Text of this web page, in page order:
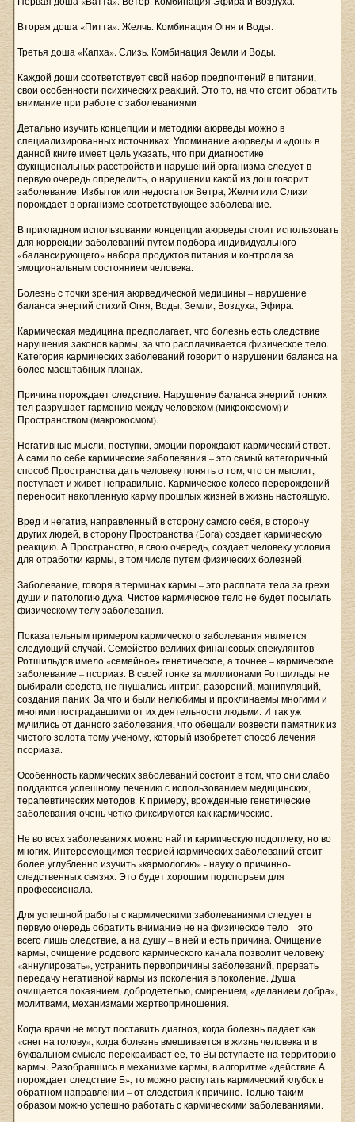
Вторая доша «Питта». Желчь. Комбинация Огня и Воды.
Третья доша «Капха». Слизь. Комбинация Земли и Воды.
Каждой доши соответствует свой набор предпочтений в питании,
свои особенности психических реакций. Это то, на что стоит обратить
внимание при работе с заболеваниями
Детально изучить концепции и методики аюрведы можно в
специализированных источниках. Упоминание аюрведы и «дош» в
данной книге имеет цель указать, что при диагностике
фукнциональных расстройств и нарушений организма следует в
первую очередь определить, о нарушении какой из дош говорит
заболевание. Избыток или недостаток Ветра, Желчи или Слизи
порождает в организме соответствующее заболевание.
В прикладном использовании концепции аюрведы стоит использовать
для коррекции заболеваний путем подбора индивидуального
«балансирующего» набора продуктов питания и контроля за
эмоциональным состоянием человека.
Болезнь с точки зрения аюрведической медицины – нарушение
баланса энергий стихий Огня, Воды, Земли, Воздуха, Эфира.
Кармическая медицина предполагает, что болезнь есть следствие
нарушения законов кармы, за что расплачивается физическое тело.
Категория кармических заболеваний говорит о нарушении баланса на
более масштабных планах.
Причина порождает следствие. Нарушение баланса энергий тонких
тел разрушает гармонию между человеком (микрокосмом) и
Пространством (макрокосмом).
Негативные мысли, поступки, эмоции порождают кармический ответ.
А сами по себе кармические заболевания – это самый категоричный
способ Пространства дать человеку понять о том, что он мыслит,
поступает и живет неправильно. Кармическое колесо перерождений
переносит накопленную карму прошлых жизней в жизнь настоящую.
Вред и негатив, направленный в сторону самого себя, в сторону
других людей, в сторону Пространства (Бога) создает кармическую
реакцию. А Пространство, в свою очередь, создает человеку условия
для отработки кармы, в том числе путем физических болезней.
Заболевание, говоря в терминах кармы – это расплата тела за грехи
души и патологию духа. Чистое кармическое тело не будет посылать
физическому телу заболевания.
Показательным примером кармического заболевания является
следующий случай. Семейство великих финансовых спекулянтов
Ротшильдов имело «семейное» генетическое, а точнее – кармическое
заболевание – псориаз. В своей гонке за миллионами Ротшильды не
выбирали средств, не гнушались интриг, разорений, манипуляций,
создания паник. За что и были нелюбимы и проклинаемы многими и
многими пострадавшими от их деятельности людьми. И так уж
мучились от данного заболевания, что обещали возвести памятник из
чистого золота тому ученому, который изобретет способ лечения
псориаза.
Особенность кармических заболеваний состоит в том, что они слабо
поддаются успешному лечению с использованием медицинских,
терапевтических методов. К примеру, врожденные генетические
заболевания очень четко фиксируются как кармические.
Не во всех заболеваниях можно найти кармическую подоплеку, но во
многих. Интересующимся теорией кармических заболеваний стоит
более углубленно изучить «кармологию» - науку о причинно-
следственных связях. Это будет хорошим подспорьем для
профессионала.
Для успешной работы с кармическими заболеваниями следует в
первую очередь обратить внимание не на физическое тело – это
всего лишь следствие, а на душу – в ней и есть причина. Очищение
кармы, очищение родового кармического канала позволит человеку
«аннулировать», устранить первопричины заболеваний, прервать
передачу негативной кармы из поколения в поколение. Душа
очищается покаянием, добродетелью, смирением, «деланием добра»,
молитвами, механизмами жертвоприношения.
Когда врачи не могут поставить диагноз, когда болезнь падает как
«снег на голову», когда болезнь вмешивается в жизнь человека и в
буквальном смысле перекраивает ее, то Вы вступаете на территорию
кармы. Разобравшись в механизме кармы, в алгоритме «действие А
порождает следствие Б», то можно распутать кармический клубок в
обратном направлении – от следствия к причине. Только таким
образом можно успешно работать с кармическими заболеваниями.